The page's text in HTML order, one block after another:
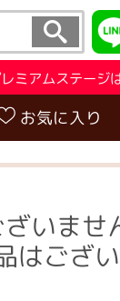
ミアムステージ
お気に入り
いませ
はござ